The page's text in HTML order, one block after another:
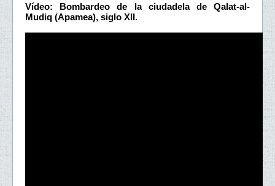
Vídeo: Bombardeo de la ciudadela de Qalat-al-
Mudiq (Apamea), siglo XII.